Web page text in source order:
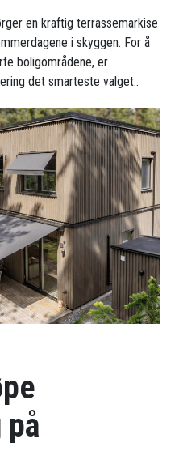
en kraftig terrassemarkise
i skyggen. For å
boligområdene, er
det smarteste valget..